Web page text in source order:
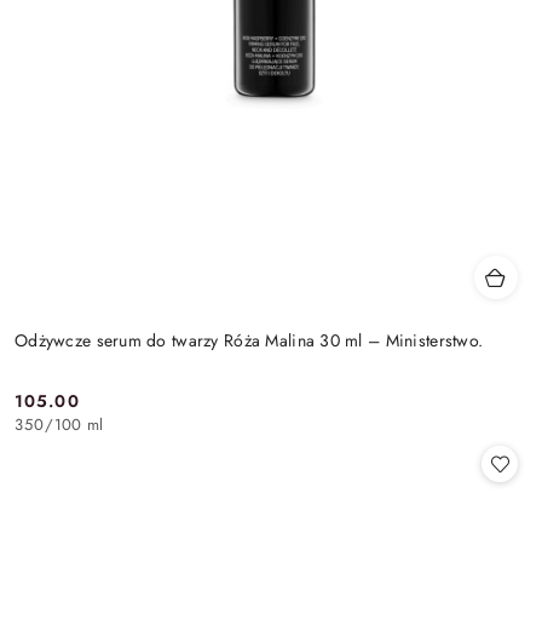
Odżywcze serum do twarzy Róża Malina 30 ml – Ministerstwo.
Cena:
105.00
350/100 ml